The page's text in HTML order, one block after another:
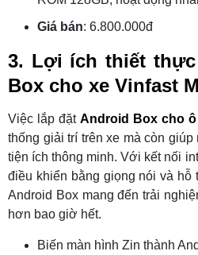
Giá bán: 6.800.000đ
3. Lợi ích thiết
Box cho xe Vinfast
Việc lắp đặt Android Box cho
thống giải trí trên xe mà còn
tiện ích thông minh. Với kết nối
điều khiển bằng giọng nói và hỗ
Android Box mang đến trải
hơn bao giờ hết.
Biến màn hình Zin thành